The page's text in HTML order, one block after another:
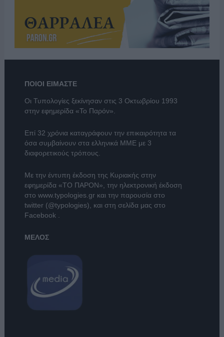
ΠΟΙΟΙ ΕΙΜΑΣΤΕ
Οι Τυπολογίες ξεκίνησαν στις 3 Οκτωβρίου 1993
στην εφημερίδα «Το Παρόν».
Επί 32 χρόνια καταγράφουν την επικαιρότητα τα
όσα συμβαίνουν στα ελληνικά ΜΜΕ με 3
διαφορετικούς τρόπους.
Με την έντυπη έκδοση της Κυριακής στην
εφημερίδα «ΤΟ ΠΑΡΟΝ» , την ηλεκτρονική έκδοση
στο www.typologies.grκαι την παρουσία στο
twitter (@typologies) , και στη σελίδα μας στο
Facebook
ΜΕΛΟΣ